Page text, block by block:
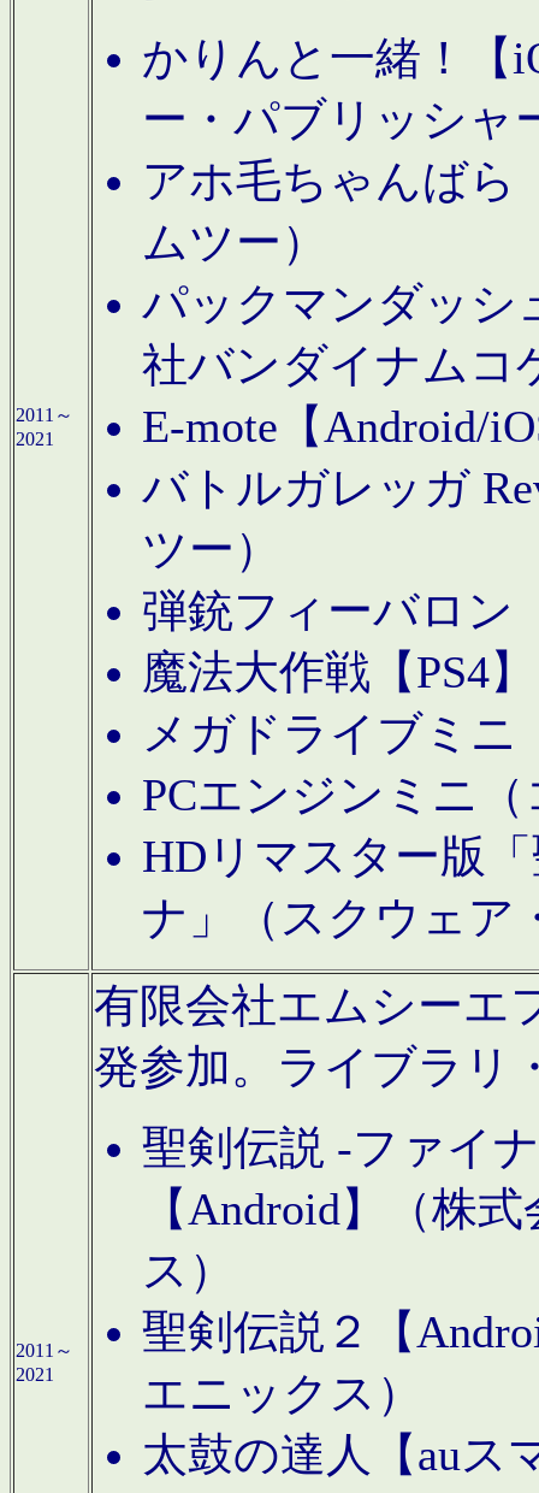
2011～
2021
かりんと一緒！【
ー・パブリッシャ
アホ毛ちゃんばら
ムツー）
パックマンダッシ
社バンダイナムコ
E-mote【Android/
バトルガレッガ
ツー）
弾銃フィーバロン
魔法大作戦【PS4
メガドライブミニ
PCエンジンミニ
HDリマスター版
ナ」（スクウェア
2011～
2021
有限会社エムシーエ
発参加。ライブラリ
聖剣伝説 -ファイ
【Android】（株
ス）
聖剣伝説２【
エニックス）
太鼓の達人【auス